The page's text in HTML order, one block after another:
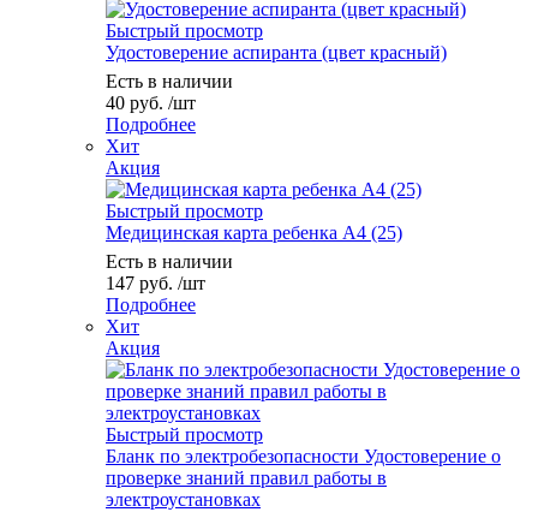
Быстрый просмотр
Удостоверение аспиранта (цвет красный)
Есть в наличии
40 руб. /шт
Подробнее
Хит
Акция
Быстрый просмотр
Медицинская карта ребенка А4 (25)
Есть в наличии
147 руб. /шт
Подробнее
Хит
Акция
Быстрый просмотр
Бланк по электробезопасности Удостоверение о
проверке знаний правил работы в
электроустановках